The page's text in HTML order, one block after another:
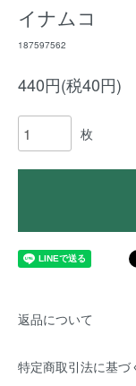
イナムコ
187597562
440円(税40円)
枚
返品について
特定商取引法に基づ